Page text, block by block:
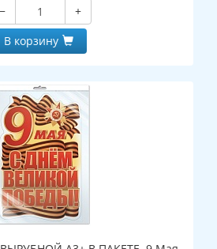
−
+
В корзину